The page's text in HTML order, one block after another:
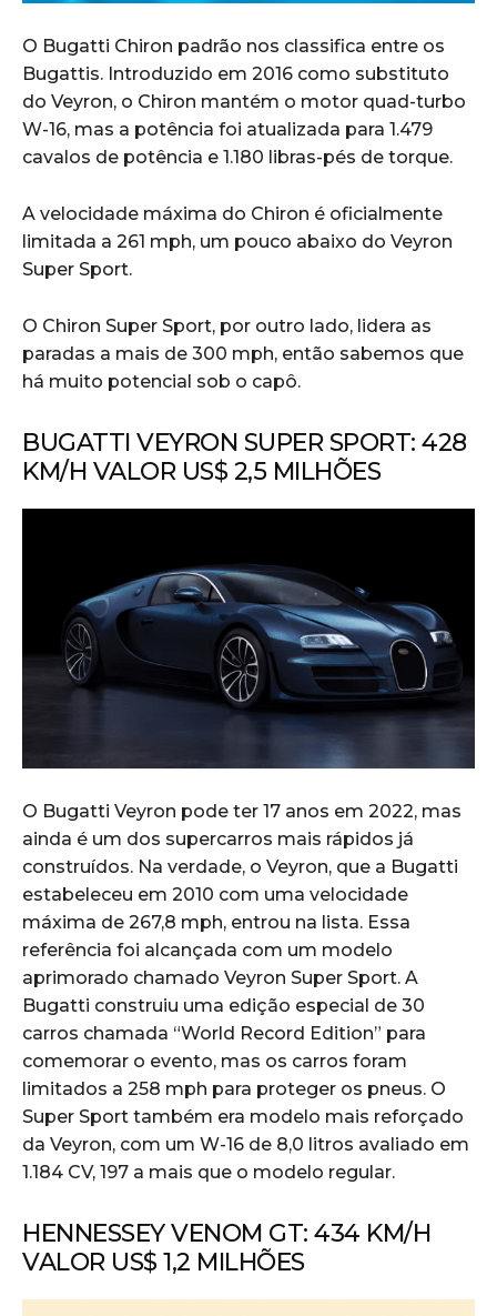
O Bugatti Chiron padrão nos classifica entre os
Bugattis. Introduzido em 2016 como substituto
do Veyron, o Chiron mantém o motor quad-turbo
W-16, mas a potência foi atualizada para 1.479
cavalos de potência e 1.180 libras-pés de torque.
A velocidade máxima do Chiron é oficialmente
limitada a 261 mph, um pouco abaixo do Veyron
Super Sport.
O Chiron Super Sport, por outro lado, lidera as
paradas a mais de 300 mph, então sabemos que
há muito potencial sob o capô.
BUGATTI VEYRON SUPER SPORT: 428
KM/H VALOR US$ 2,5 MILHÕES
O Bugatti Veyron pode ter 17 anos em 2022, mas
ainda é um dos supercarros mais rápidos já
construídos. Na verdade, o Veyron, que a Bugatti
estabeleceu em 2010 com uma velocidade
máxima de 267,8 mph, entrou na lista. Essa
referência foi alcançada com um modelo
aprimorado chamado Veyron Super Sport. A
Bugatti construiu uma edição especial de 30
carros chamada “World Record Edition” para
comemorar o evento, mas os carros foram
limitados a 258 mph para proteger os pneus. O
Super Sport também era modelo mais reforçado
da Veyron, com um W-16 de 8,0 litros avaliado em
1.184 CV, 197 a mais que o modelo regular.
HENNESSEY VENOM GT: 434 KM/H
VALOR US$ 1,2 MILHÕES